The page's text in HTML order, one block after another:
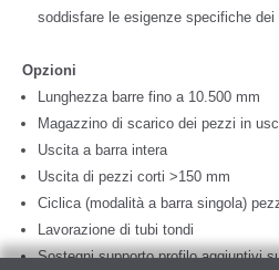
soddisfare le esigenze specifiche dei
Opzioni
Lunghezza barre fino a 10.500 mm
Magazzino di scarico dei pezzi in
Uscita a barra intera
Uscita di pezzi corti >150 mm
Ciclica (modalità a barra singola)
Lavorazione di tubi tondi
Sostegni supporto profilo aggiuntivi